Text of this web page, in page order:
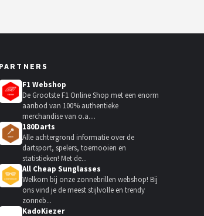
PARTNERS
F1 Webshop
De Grootste F1 Online Shop met een enorm
aanbod van 100% authentieke
merchandise van o.a....
180Darts
Alle achtergrond informatie over de
dartsport, spelers, toernooien en
statistieken! Met de...
All Cheap Sunglasses
Welkom bij onze zonnebrillen webshop! Bij
ons vind je de meest stijlvolle en trendy
zonneb...
KadoKiezer